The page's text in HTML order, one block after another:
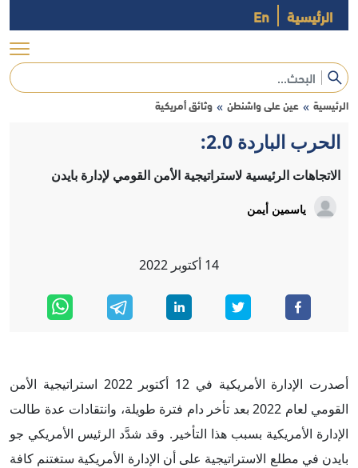
الرئيسية En
الرئيسية » عين على واشنطن » وثائق أمريكية
الحرب الباردة 2.0:
الاتجاهات الرئيسية لاستراتيجية الأمن القومي لإدارة بايدن
ياسمين أيمن
14 أكتوبر 2022
أصدرت الإدارة الأمريكية في 12 أكتوبر 2022 استراتيجية الأمن
القومي لعام 2022 بعد تأخر دام فترة طويلة، وانتقادات عدة طالت
الإدارة الأمريكية بسبب هذا التأخير. وقد شدَّد الرئيس الأمريكي جو
بايدن في مطلع الاستراتيجية على أن الإدارة الأمريكية ستغتنم كافة